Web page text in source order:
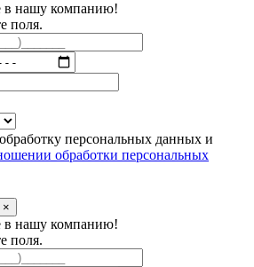
в нашу компанию!
поля.
персональных данных и
обработки персональных
×
в нашу компанию!
поля.